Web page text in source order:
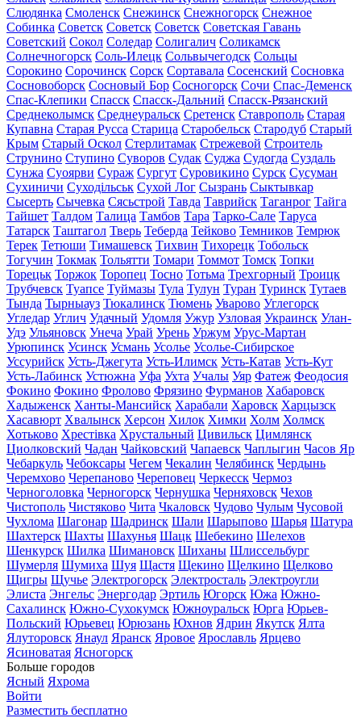
Слюдянка Смоленск Снежинск Снежногорск Снежное
Собинка Советск Советск Советск Советская Гавань
Советский Сокол Соледар Солигалич Соликамск
Солнечногорск Соль-Илецк Сольвычегодск Сольцы
Сорокино Сорочинск Сорск Сортавала Сосенский Сосновка
Сосновоборск Сосновый Бор Сосногорск Сочи Спас-Деменск
Спас-Клепики Спасск Спасск-Дальний Спасск-Рязанский
Среднеколымск Среднеуральск Сретенск Ставрополь Старая
Купавна Старая Русса Старица Старобельск Стародуб Старый
Крым Старый Оскол Стерлитамак Стрежевой Строитель
Струнино Ступино Суворов Судак Суджа Судогда Суздаль
Сунжа Суоярви Сураж Сургут Суровикино Сурск Сусуман
Сухиничи Суходільськ Сухой Лог Сызрань Сыктывкар
Сысерть Сычевка Сясьстрой Тавда Таврийск Таганрог Тайга
Тайшет Талдом Талица Тамбов Тара Тарко-Сале Таруса
Татарск Таштагол Тверь Теберда Тейково Темников Темрюк
Терек Тетюши Тимашевск Тихвин Тихорецк Тобольск
Тогучин Токмак Тольятти Томари Томмот Томск Топки
Торецьк Торжок Торопец Тосно Тотьма Трехгорный Троицк
Трубчевск Туапсе Туймазы Тула Тулун Туран Туринск Тутаев
Тында Тырныауз Тюкалинск Тюмень Уварово Углегорск
Угледар Углич Удачный Удомля Ужур Узловая Украинск Улан-
Удэ Ульяновск Унеча Урай Урень Уржум Урус-Мартан
Урюпинск Усинск Усмань Усолье Усолье-Сибирское
Уссурийск Усть-Джегута Усть-Илимск Усть-Катав Усть-Кут
Усть-Лабинск Устюжна Уфа Ухта Учалы Уяр Фатеж Феодосия
Фокино Фокино Фролово Фрязино Фурманов Хабаровск
Хадыженск Ханты-Мансийск Харабали Харовск Харцызск
Хасавюрт Хвалынск Херсон Хилок Химки Холм Холмск
Хотьково Хрестівка Хрустальный Цивильск Цимлянск
Циолковский Чадан Чайковский Чапаевск Чаплыгин Часов Яр
Чебаркуль Чебоксары Чегем Чекалин Челябинск Чердынь
Черемхово Черепаново Череповец Черкесск Чермоз
Черноголовка Черногорск Чернушка Черняховск Чехов
Чистополь Чистяково Чита Чкаловск Чудово Чулым Чусовой
Чухлома Шагонар Шадринск Шали Шарыпово Шарья Шатура
Шахтерск Шахты Шахунья Шацк Шебекино Шелехов
Шенкурск Шилка Шимановск Шиханы Шлиссельбург
Шумерля Шумиха Шуя Щастя Щекино Щелкино Щелково
Щигры Щучье Электрогорск Электросталь Электроугли
Элиста Энгельс Энергодар Эртиль Югорск Южа Южно-
Сахалинск Южно-Сухокумск Южноуральск Юрга Юрьев-
Польский Юрьевец Юрюзань Юхнов Ядрин Якутск Ялта
Ялуторовск Янаул Яранск Яровое Ярославль Ярцево
Ясиноватая Ясногорск
Больше городов
Ясный Яхрома
Войти
Разместить бесплатно